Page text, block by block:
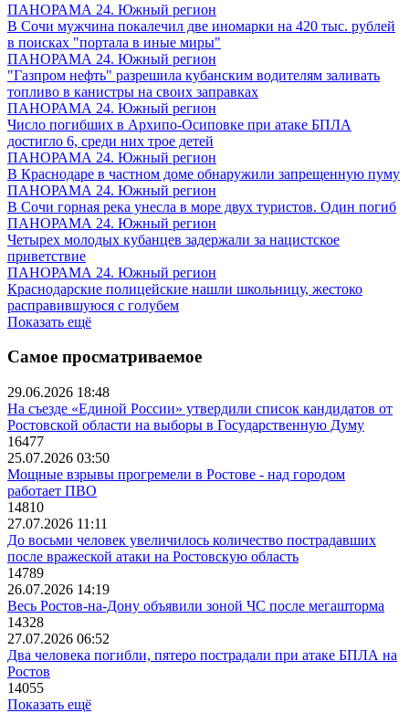
ПАНОРАМА 24. Южный регион
В Сочи мужчина покалечил две иномарки на 420 тыс. рублей
в поисках "портала в иные миры"
ПАНОРАМА 24. Южный регион
"Газпром нефть" разрешила кубанским водителям заливать
топливо в канистры на своих заправках
ПАНОРАМА 24. Южный регион
Число погибших в Архипо-Осиповке при атаке БПЛА
достигло 6, среди них трое детей
ПАНОРАМА 24. Южный регион
В Краснодаре в частном доме обнаружили запрещенную пуму
ПАНОРАМА 24. Южный регион
В Сочи горная река унесла в море двух туристов. Один погиб
ПАНОРАМА 24. Южный регион
Четырех молодых кубанцев задержали за нацистское
приветствие
ПАНОРАМА 24. Южный регион
Краснодарские полицейские нашли школьницу, жестоко
расправившуюся с голубем
Показать ещё
Самое просматриваемое
29.06.2026 18:48
На съезде «Единой России» утвердили список кандидатов от
Ростовской области на выборы в Государственную Думу
16477
25.07.2026 03:50
Мощные взрывы прогремели в Ростове - над городом
работает ПВО
14810
27.07.2026 11:11
До восьми человек увеличилось количество пострадавших
после вражеской атаки на Ростовскую область
14789
26.07.2026 14:19
Весь Ростов-на-Дону объявили зоной ЧС после мегашторма
14328
27.07.2026 06:52
Два человека погибли, пятеро пострадали при атаке БПЛА на
Ростов
14055
Показать ещё